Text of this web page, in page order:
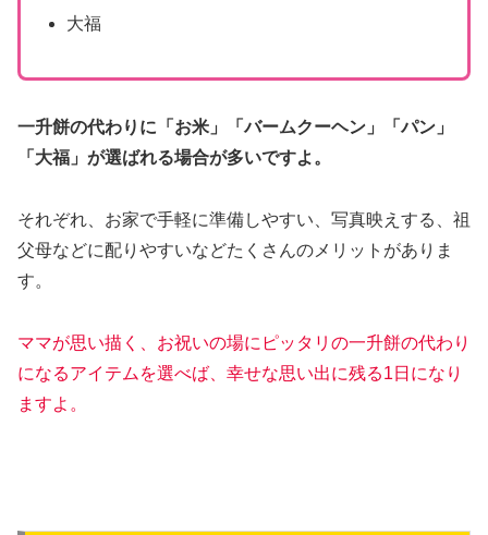
大福
一升餅の代わりに「お米」「バームクーヘン」「パン」
「大福」が選ばれる場合が多いですよ。
それぞれ、お家で手軽に準備しやすい、写真映えする、祖
父母などに配りやすいなどたくさんのメリットがありま
す。
ママが思い描く、お祝いの場にピッタリの一升餅の代わり
になるアイテムを選べば、幸せな思い出に残る1日になり
ますよ。